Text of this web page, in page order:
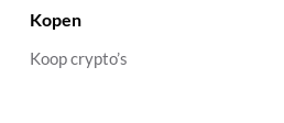
Kopen
Koop crypto’s